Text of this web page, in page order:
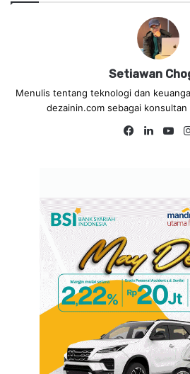
Setiawan
Menulis tentang teknologi dan
dezainin.com sebagai
Fa
Lin